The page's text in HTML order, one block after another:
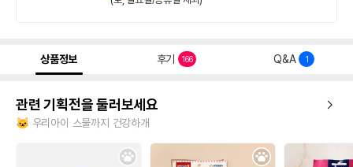
상품정보 후기 166 Q&A 1
관련 기획전을 둘러보세요
🐱 우리아이 스물까지 건강하개